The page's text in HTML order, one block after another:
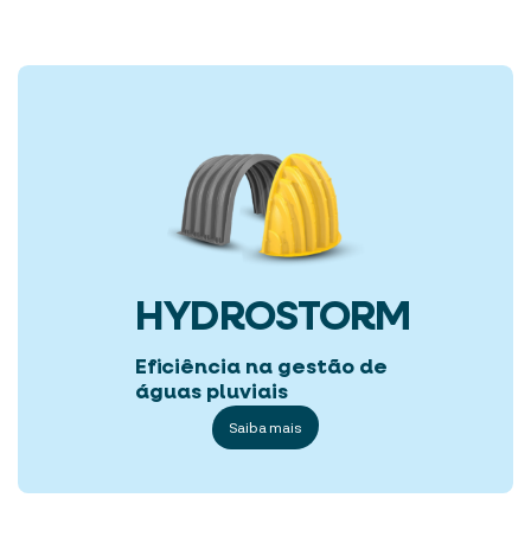
HYDROSTORM
Eficiência na gestão de
águas pluviais
Saiba mais